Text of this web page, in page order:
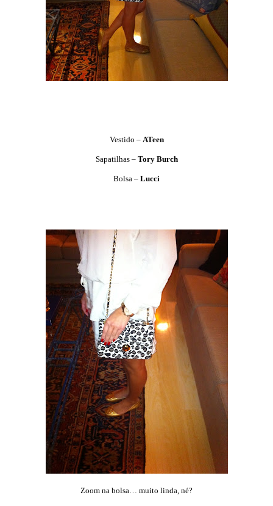
Vestido – ATeen
Sapatilhas – Tory Burch
Bolsa – Lucci
Zoom na bolsa… muito linda, né?